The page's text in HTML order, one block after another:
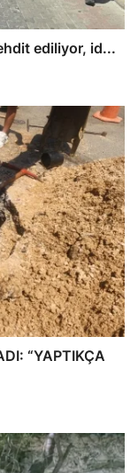
ediliyor, id...
“YAPTIKÇA